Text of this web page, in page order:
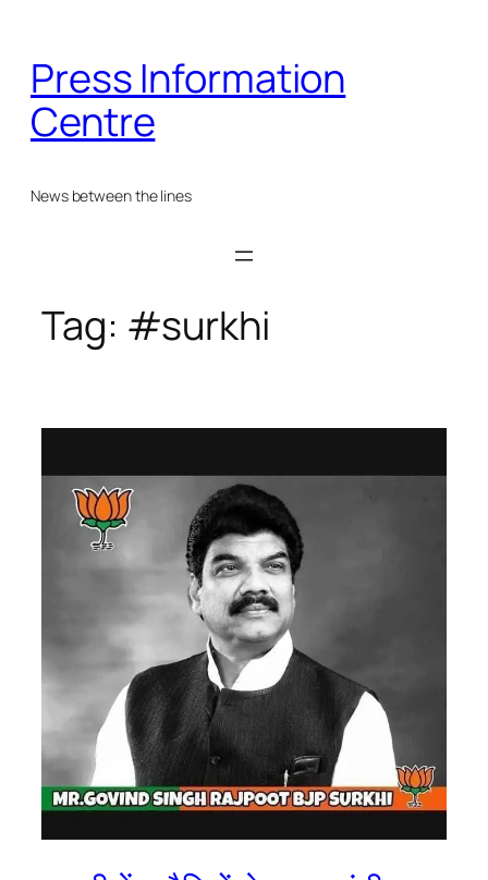
content
Press Information
Centre
News between the lines
Tag: #surkhi